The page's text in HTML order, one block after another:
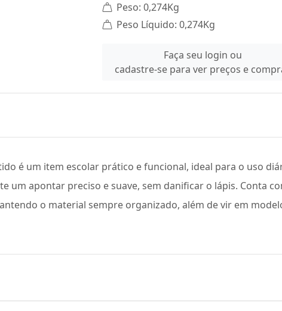
Peso: 0,274Kg
Peso Líquido: 0,274Kg
Faça seu login ou
cadastre-se para ver preços e
é um item escolar prático e funcional, ideal para o uso
um apontar preciso e suave, sem danificar o lápis. Conta
o material sempre organizado, além de vir em